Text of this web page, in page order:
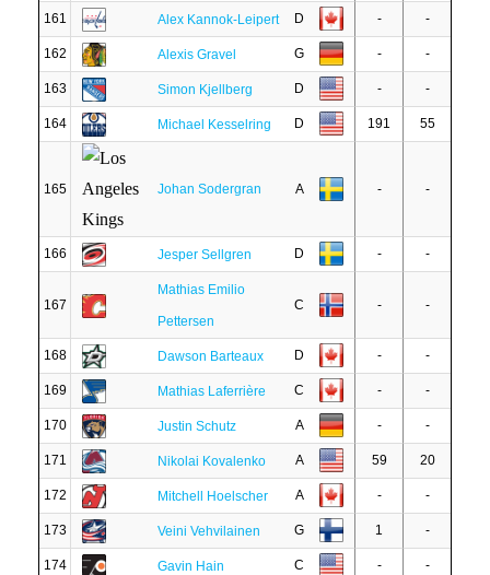
161 Alex Kannok-Leipert D - -
162 Alexis Gravel G - -
163 Simon Kjellberg D - -
164 Michael Kesselring D 191 55
165 Johan Sodergran A - -
166 Jesper Sellgren D - -
167
Mathias Emilio
Pettersen
C - -
168 Dawson Barteaux D - -
169 Mathias Laferrière C - -
170 Justin Schutz A - -
171 Nikolai Kovalenko A 59 20
172 Mitchell Hoelscher A - -
173 Veini Vehvilainen G 1 -
174 Gavin Hain C - -